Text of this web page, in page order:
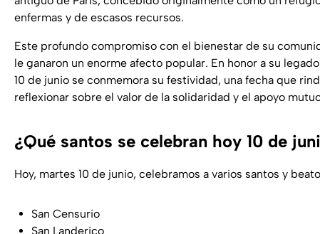
enfermas y de escasos recursos.
Este profundo compromiso con el bienestar de su
le ganaron un enorme afecto popular. En honor a su
10 de junio se conmemora su festividad, una fecha que
reflexionar sobre el valor de la solidaridad y el apoyo
¿Qué santos se celebran hoy 10 de
Hoy, martes 10 de junio, celebramos a varios santos y
San Censurio
San Landerico